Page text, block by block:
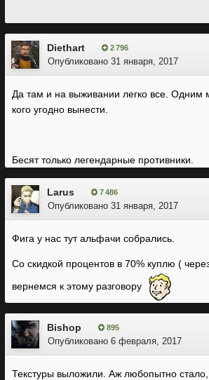
Diethart 2 796
Опубликовано 31 января, 2017
Да там и на выживании легко все.
кого угодно вынести.
Бесят только легендарные противники.
Larus 7 486
Опубликовано 31 января, 2017
Фига у нас тут альфачи собрались.
Со скидкой процентов в 70% куплю (
вернемся к этому разговору
Bishop 895
Опубликовано 6 февраля, 2017
Текстуры выложили. Аж любопытно стало,